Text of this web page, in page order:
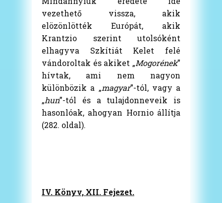
vezethető vissza, akik
elözönlötték Európát, akik
Krantzio szerint utolsóként
elhagyva Szkítiát Kelet felé
vándoroltak és akiket „Mogorének”
hívtak, ami nem nagyon
különbözik a „magyar”-tól, vagy a
„hun”-tól és a tulajdonneveik is
hasonlóak, ahogyan Hornio állítja
(282. oldal).
IV. Könyv, XII. Fejezet.